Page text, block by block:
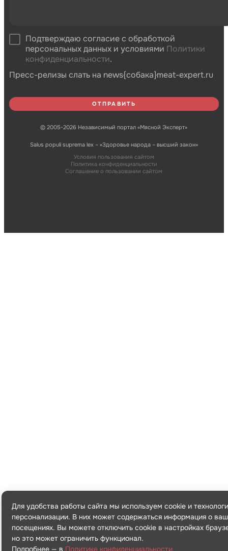
Подтверждаю согласие с обработкой
персональных данных и условиями Политики
конфиденциальности.
Пресс-релизы слать на news{собака}meat-expert.ru
© 2005-2026 Независимый портал «Мясной Эксперт»
Salus populi suprema lex – «Здоровье народа – высший закон»
Условия пользования сайтом
Политика конфиденциальности
Соглашение о пользовании сайтом
Для удобства работы сайта мы используем cookie и
персонализации. В них может содержаться информация о
посещениях. Вы можете отключить cookie в настройках
но это может ограничить функционал.
Подробнее — в Политике конфиденциальности